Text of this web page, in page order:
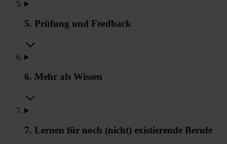
5. Prüfung und Feedback
6. Mehr als Wissen
7. Lernen für noch (nicht) existierende Berufe